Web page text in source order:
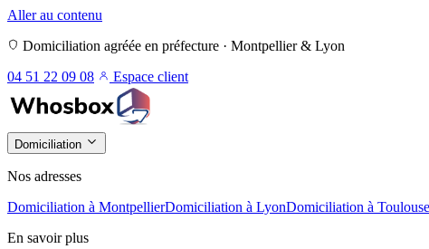
Aller au contenu
Domiciliation agréée en préfecture · Montpellier & Lyon
04 51 22 09 08
Espace client
Domiciliation
Nos adresses
Domiciliation à MontpellierDomiciliation à LyonDomiciliation à
En savoir plus